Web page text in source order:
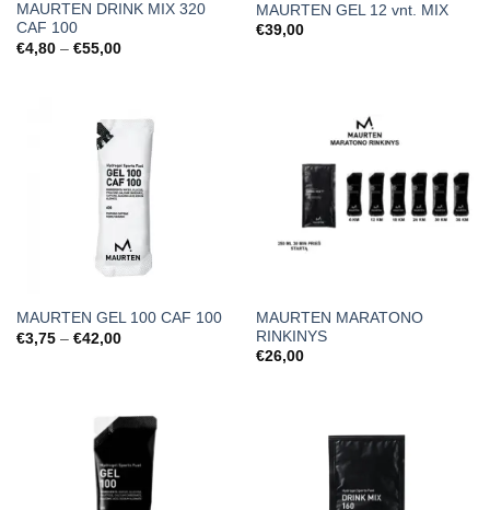
MAURTEN DRINK MIX 320
CAF 100
€4,80 – €55,00Price
MAURTEN GEL 12 vnt. MIX
€39,00
MAURTEN GEL 100 CAF 100
€3,75 – €42,00Price
MAURTEN MARATONO
RINKINYS
€26,00